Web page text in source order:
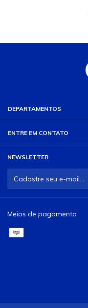
DEPARTAMENTOS
ENTRE EM CONTATO
NEWSLETTER
Meios de pagamento